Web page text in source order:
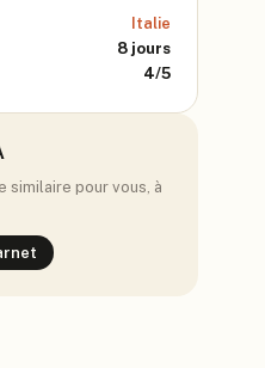
Italie
8 jours
4/5
similaire pour vous, à